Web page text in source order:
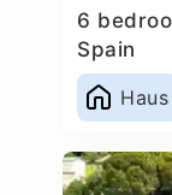
6
Spain
Haus